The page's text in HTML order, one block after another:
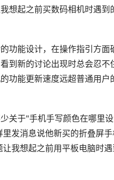
想起之前买数码相机时遇
功能设计，在操作指引方
到新的讨论出现时总会忍
功能更新速度远超普通用
关于"手机手写颜色在哪里
发消息说他新买的折叠屏
我想起之前用平板电脑时